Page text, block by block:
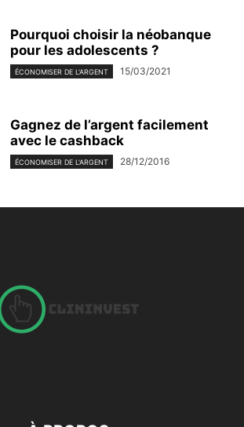
Pourquoi choisir la néobanque
pour les adolescents ?
ÉCONOMISER DE L'ARGENT 15/03/2021
Gagnez de l’argent facilement
avec le cashback
ÉCONOMISER DE L'ARGENT 28/12/2016